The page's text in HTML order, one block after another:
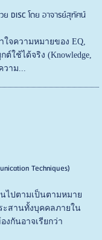
ย DISC โดย อาจารย์สุทัศน์
ใจความหมายของ EQ,
ใช้ได้จริง (Knowledge,
าม...
Techniques)
นไปตามเป็นตามหมาย
ะสานทั้งบุคคลภายใน
งกันอาจเรียกว่า